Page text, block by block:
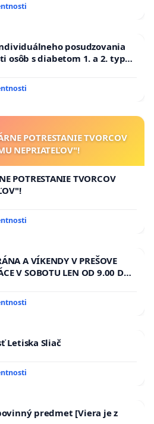
posudzovania
osôb s diabetom 1. a 2. typu
zboru SR
POTRESTANIE TVORCOV
NEPRIATEĽOV"!
POTRESTANIE TVORCOV
A VÍKENDY V PREŠOVE
V SOBOTU LEN OD 9.00 DO
TÝŽDEŇ CIEĽ 8.00 – 18.00
Letiska Sliač
predmet [Viera je z